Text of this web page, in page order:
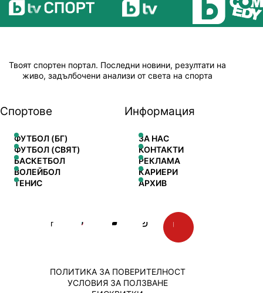
Твоят спортен портал. Последни новини, резултати на
живо, задълбочени анализи от света на спорта
Спортове
ФУТБОЛ (БГ)
ФУТБОЛ (СВЯТ)
БАСКЕТБОЛ
ВОЛЕЙБОЛ
ТЕНИС
Информация
ЗА НАС
КОНТАКТИ
РЕКЛАМА
КАРИЕРИ
АРХИВ
ПОЛИТИКА ЗА ПОВЕРИТЕЛНОСТ
УСЛОВИЯ ЗА ПОЛЗВАНЕ